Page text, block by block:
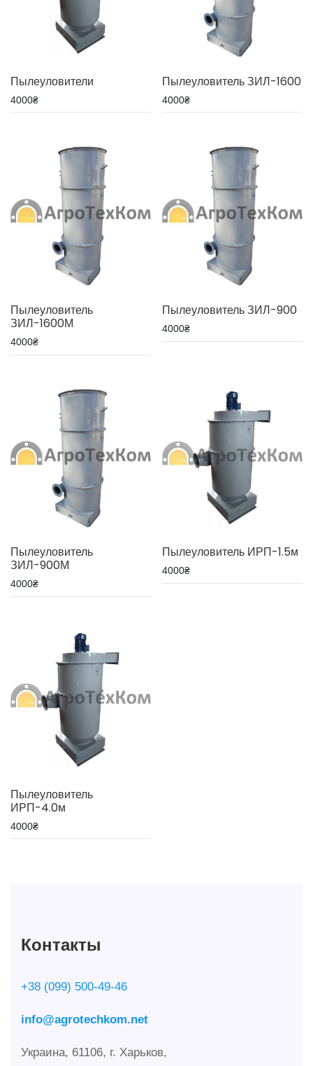
Пылеуловители
4000₴
Пылеуловитель ЗИЛ-1600
4000₴
Пылеуловитель
ЗИЛ-1600М
4000₴
Пылеуловитель ЗИЛ-900
4000₴
Пылеуловитель
ЗИЛ-900М
4000₴
Пылеуловитель ИРП-1.5м
4000₴
Пылеуловитель
ИРП-4.0м
4000₴
Контакты
+38 (099) 500-49-46
info@agrotechkom.net
Украина, 61106, г. Харьков,